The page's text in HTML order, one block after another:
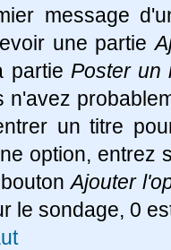
message
une partie
partie Poster un
n'avez
un titre
option, entrez
Ajouter
le sondage, 0